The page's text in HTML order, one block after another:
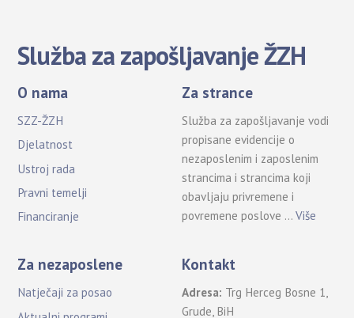
Služba za zapošljavanje ŽZH
O nama
SZZ-ŽZH
Djelatnost
Ustroj rada
Pravni temelji
Financiranje
Za strance
Služba za zapošljavanje vodi
propisane evidencije o
nezaposlenim i zaposlenim
strancima i strancima koji
obavljaju privremene i
povremene poslove …Više
Za nezaposlene
Natječaji za posao
Kontakt
Adresa: Trg Herceg Bosne 1,
Grude, BiH